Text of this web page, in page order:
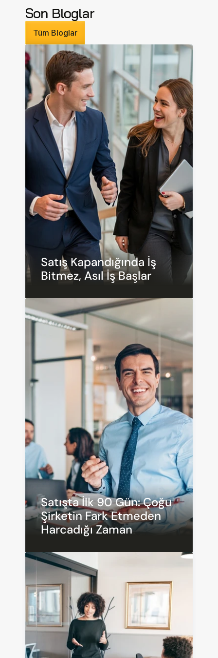
Son Bloglar
Tüm Bloglar
Satış Kapandığında İş
Bitmez, Asıl İş Başlar
Satışta İlk 90 Gün: Çoğu
Şirketin Fark Etmeden
Harcadığı Zaman